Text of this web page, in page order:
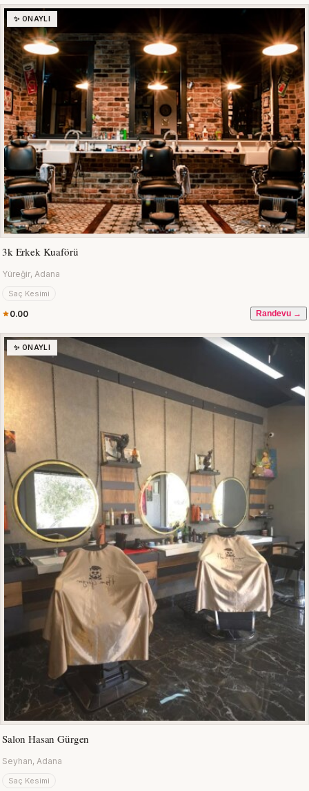
✨ ONAYLI
3k Erkek Kuaförü
Yüreğir, Adana
Saç Kesimi
0.00 Randevu →
✨ ONAYLI
Salon Hasan Gürgen
Seyhan, Adana
Saç Kesimi